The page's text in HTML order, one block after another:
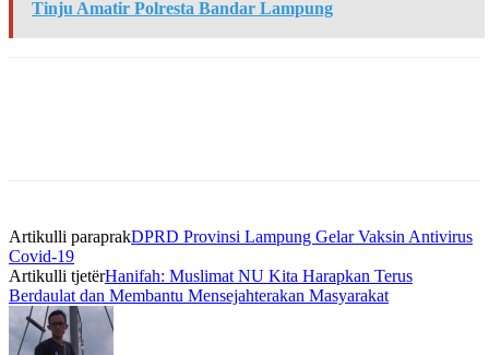
Tinju Amatir Polresta Bandar Lampung
Artikulli paraprakDPRD Provinsi Lampung Gelar Vaksin Antivirus
Covid-19
Artikulli tjetërHanifah: Muslimat NU Kita Harapkan Terus
Berdaulat dan Membantu Mensejahterakan Masyarakat